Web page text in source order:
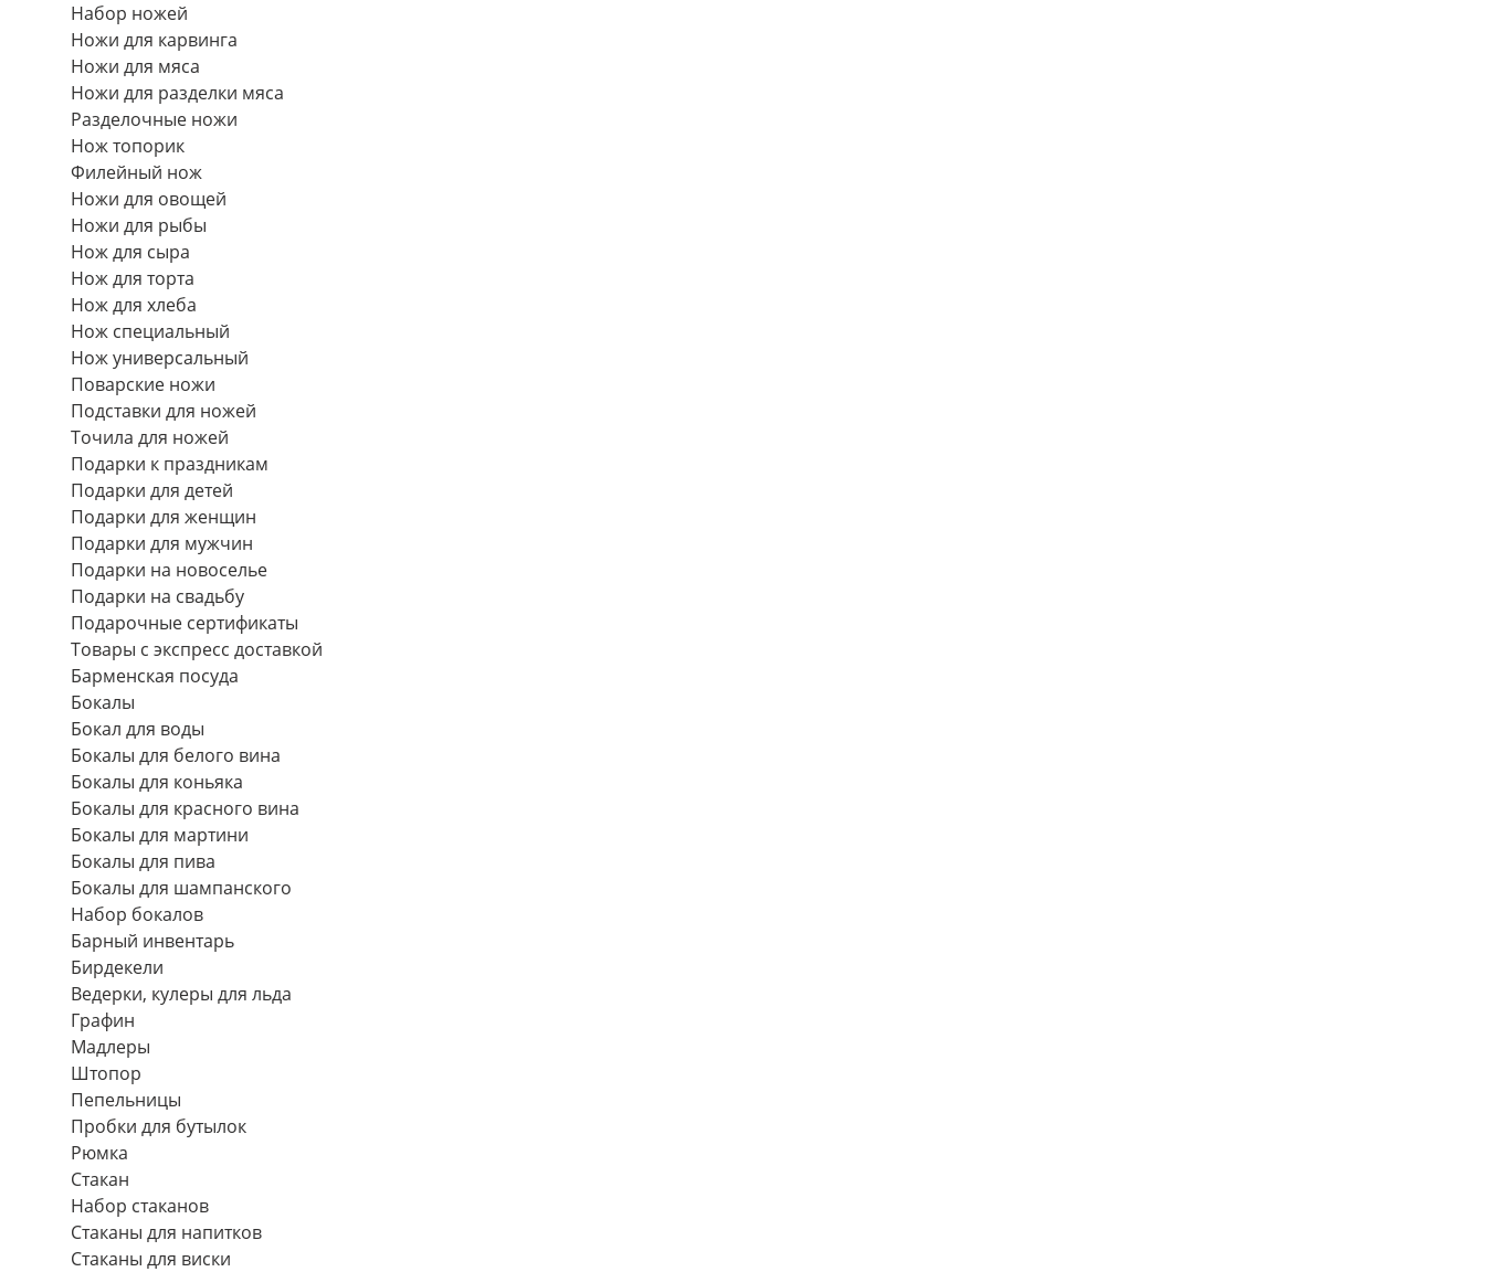
Набор ножей
Ножи для карвинга
Ножи для мяса
Ножи для разделки мяса
Разделочные ножи
Нож топорик
Филейный нож
Ножи для овощей
Ножи для рыбы
Нож для сыра
Нож для торта
Нож для хлеба
Нож специальный
Нож универсальный
Поварские ножи
Подставки для ножей
Точила для ножей
Подарки к праздникам
Подарки для детей
Подарки для женщин
Подарки для мужчин
Подарки на новоселье
Подарки на свадьбу
Подарочные сертификаты
Товары с экспресс доставкой
Барменская посуда
Бокалы
Бокал для воды
Бокалы для белого вина
Бокалы для коньяка
Бокалы для красного вина
Бокалы для мартини
Бокалы для пива
Бокалы для шампанского
Набор бокалов
Барный инвентарь
Бирдекели
Ведерки, кулеры для льда
Графин
Мадлеры
Штопор
Пепельницы
Пробки для бутылок
Рюмка
Стакан
Набор стаканов
Стаканы для напитков
Стаканы для виски